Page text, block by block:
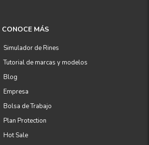
CONOCE MÁS
Simulador de Rines
Tutorial de marcas y modelos
Blog
Empresa
Bolsa de Trabajo
Plan Protection
Hot Sale